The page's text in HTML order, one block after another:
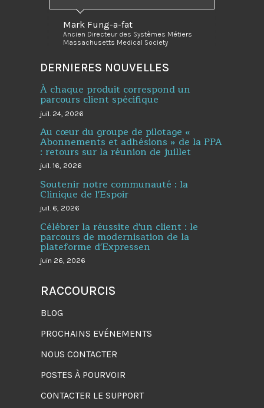
Mark Fung-a-fat
Ancien Directeur des Systèmes Métiers
Massachusetts Medical Society
DERNIERES NOUVELLES
À chaque produit correspond un
parcours client spécifique
juil. 24, 2026
Au cœur du groupe de pilotage «
Abonnements et adhésions » de la PPA
: retours sur la réunion de juillet
juil. 16, 2026
Soutenir notre communauté : la
Clinique de l'Espoir
juil. 6, 2026
Célébrer la réussite d'un client : le
parcours de modernisation de la
plateforme d'Expressen
juin 26, 2026
RACCOURCIS
BLOG
PROCHAINS EVÉNEMENTS
NOUS CONTACTER
POSTES À POURVOIR
CONTACTER LE SUPPORT